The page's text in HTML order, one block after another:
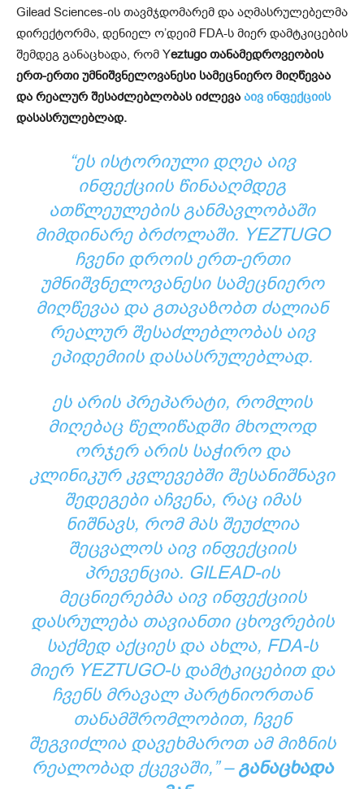
Gilead Sciences-ის თავმჯდომარემ და აღმასრულებელმა
დირექტორმა, დენიელ ო’დეიმ FDA-ს მიერ დამტკიცების
შემდეგ განაცხადა, რომ Yeztugo თანამედროვეობის
ერთ-ერთი უმნიშვნელოვანესი სამეცნიერო მიღწევაა
და რეალურ შესაძლებლობას იძლევა აივ ინფექციის
დასასრულებლად.
“ᲔᲡ ᲘᲡᲢᲝᲠᲘᲣᲚᲘ ᲓᲦᲔᲐ ᲐᲘᲕ
ᲘᲜᲤᲔᲥᲪᲘᲘᲡ ᲬᲘᲜᲐᲐᲦᲛᲓᲔᲒ
ᲐᲗᲬᲚᲔᲣᲚᲔᲑᲘᲡ ᲒᲐᲜᲛᲐᲕᲚᲝᲑᲐᲨᲘ
ᲛᲘᲛᲓᲘᲜᲐᲠᲔ ᲑᲠᲫᲝᲚᲐᲨᲘ. YEZTUGO
ᲩᲕᲔᲜᲘ ᲓᲠᲝᲘᲡ ᲔᲠᲗ-ᲔᲠᲗᲘ
ᲣᲛᲜᲘᲨᲕᲜᲔᲚᲝᲕᲐᲜᲔᲡᲘ ᲡᲐᲛᲔᲪᲜᲘᲔᲠᲝ
ᲛᲘᲦᲬᲔᲕᲐᲐ ᲓᲐ ᲒᲗᲐᲕᲐᲖᲝᲑᲗ ᲫᲐᲚᲘᲐᲜ
ᲠᲔᲐᲚᲣᲠ ᲨᲔᲡᲐᲫᲚᲔᲑᲚᲝᲑᲐᲡ ᲐᲘᲕ
ᲔᲞᲘᲓᲔᲛᲘᲘᲡ ᲓᲐᲡᲐᲡᲠᲣᲚᲔᲑᲚᲐᲓ.
ᲔᲡ ᲐᲠᲘᲡ ᲞᲠᲔᲞᲐᲠᲐᲢᲘ, ᲠᲝᲛᲚᲘᲡ
ᲛᲘᲦᲔᲑᲐᲪ ᲬᲔᲚᲘᲬᲐᲓᲨᲘ ᲛᲮᲝᲚᲝᲓ
ᲝᲠᲯᲔᲠ ᲐᲠᲘᲡ ᲡᲐᲭᲘᲠᲝ ᲓᲐ
ᲙᲚᲘᲜᲘᲙᲣᲠ ᲙᲕᲚᲔᲕᲔᲑᲨᲘ ᲨᲔᲡᲐᲜᲘᲨᲜᲐᲕᲘ
ᲨᲔᲓᲔᲒᲔᲑᲘ ᲐᲩᲕᲔᲜᲐ, ᲠᲐᲪ ᲘᲛᲐᲡ
ᲜᲘᲨᲜᲐᲕᲡ, ᲠᲝᲛ ᲛᲐᲡ ᲨᲔᲣᲫᲚᲘᲐ
ᲨᲔᲪᲕᲐᲚᲝᲡ ᲐᲘᲕ ᲘᲜᲤᲔᲥᲪᲘᲘᲡ
ᲞᲠᲔᲕᲔᲜᲪᲘᲐ. GILEAD-ᲘᲡ
ᲛᲔᲪᲜᲘᲔᲠᲔᲑᲛᲐ ᲐᲘᲕ ᲘᲜᲤᲔᲥᲪᲘᲘᲡ
ᲓᲐᲡᲠᲣᲚᲔᲑᲐ ᲗᲐᲕᲘᲐᲜᲗᲘ ᲪᲮᲝᲕᲠᲔᲑᲘᲡ
ᲡᲐᲥᲛᲔᲓ ᲐᲥᲪᲘᲔᲡ ᲓᲐ ᲐᲮᲚᲐ, FDA-Ს
ᲛᲘᲔᲠ YEZTUGO-Ს ᲓᲐᲛᲢᲙᲘᲪᲔᲑᲘᲗ ᲓᲐ
ᲩᲕᲔᲜᲡ ᲛᲠᲐᲕᲐᲚ ᲞᲐᲠᲢᲜᲘᲝᲠᲗᲐᲜ
ᲗᲐᲜᲐᲛᲨᲠᲝᲛᲚᲝᲑᲘᲗ, ᲩᲕᲔᲜ
ᲨᲔᲒᲕᲘᲫᲚᲘᲐ ᲓᲐᲕᲔᲮᲛᲐᲠᲝᲗ ᲐᲛ ᲛᲘᲖᲜᲘᲡ
ᲠᲔᲐᲚᲝᲑᲐᲓ ᲥᲪᲔᲕᲐᲨᲘ,” –ᲒᲐᲜᲐᲪᲮᲐᲓᲐ